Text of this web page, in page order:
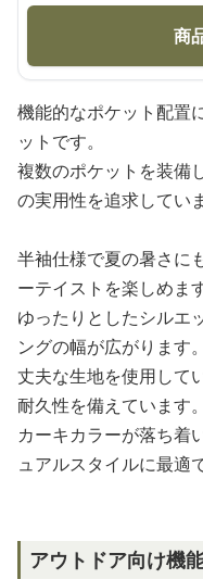
商
機能的なポケット配置
ットです。
複数のポケットを装備
の実用性を追求していま
半袖仕様で夏の暑さに
ーテイストを楽しめます
ゆったりとしたシルエ
ングの幅が広がります。
丈夫な生地を使用して
耐久性を備えています。
カーキカラーが落ち着
ュアルスタイルに最適
アウトドア向け機